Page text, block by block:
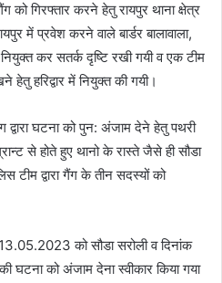
गिरफ्तार करने हेतु रायपुर थाना क्षेत्र
में प्रवेश करने वाले बार्डर बालावाला,
नियुक्त कर सतर्क दृष्टि रखी गयी व एक टीम
हेतु हरिद्वार में नियुक्त की गयी।
घटना को पुन: अंजाम देने हेतु पथरी
से होते हुए थानो के रास्ते जैसे ही सौडा
टीम द्वारा गैंग के तीन सदस्यों को
को सौडा सरोली व दिनांक
घटना को अंजाम देना स्वीकार किया गया